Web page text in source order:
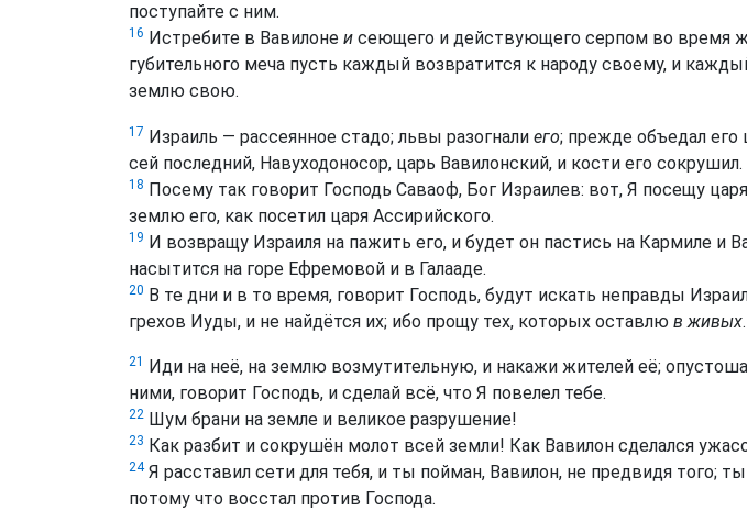
поступайте с ним.
16 Истребите в Вавилоне и сеющего и действующего серпом во время
губительного меча пусть каждый возвратится к народу своему, и
землю свою.
17 Израиль — рассеянное стадо; львы разогнали его; прежде объедал его
сей последний, Навуходоносор, царь Вавилонский, и кости его сокрушил.
18 Посему так говорит Господь Саваоф, Бог Израилев: вот, Я посещу
землю его, как посетил царя Ассирийского.
19 И возвращу Израиля на пажить его, и будет он пастись на Кармиле и
насытится на горе Ефремовой и в Галааде.
20 В те дни и в то время, говорит Господь, будут искать неправды
грехов Иуды, и не найдётся их; ибо прощу тех, которых оставлю в живых.
21
Иди на неё, на землю возмутительную, и накажи жителей её;
ними, говорит Господь, и сделай всё, что Я повелел тебе.
22 Шум брани на земле и великое разрушение!
23 Как разбит и сокрушён молот всей земли! Как Вавилон сделался
24Я расставил сети для тебя, и ты пойман, Вавилон, не предвидя того;
потому что восстал против Господа.